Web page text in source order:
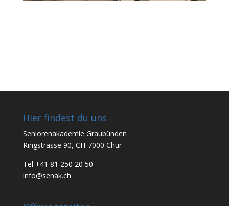
Hier findest du uns
Seniorenakademie Graubünden
Ringstrasse 90, CH-7000 Chur
Tel +41 81 250 20 50
info@senak.ch